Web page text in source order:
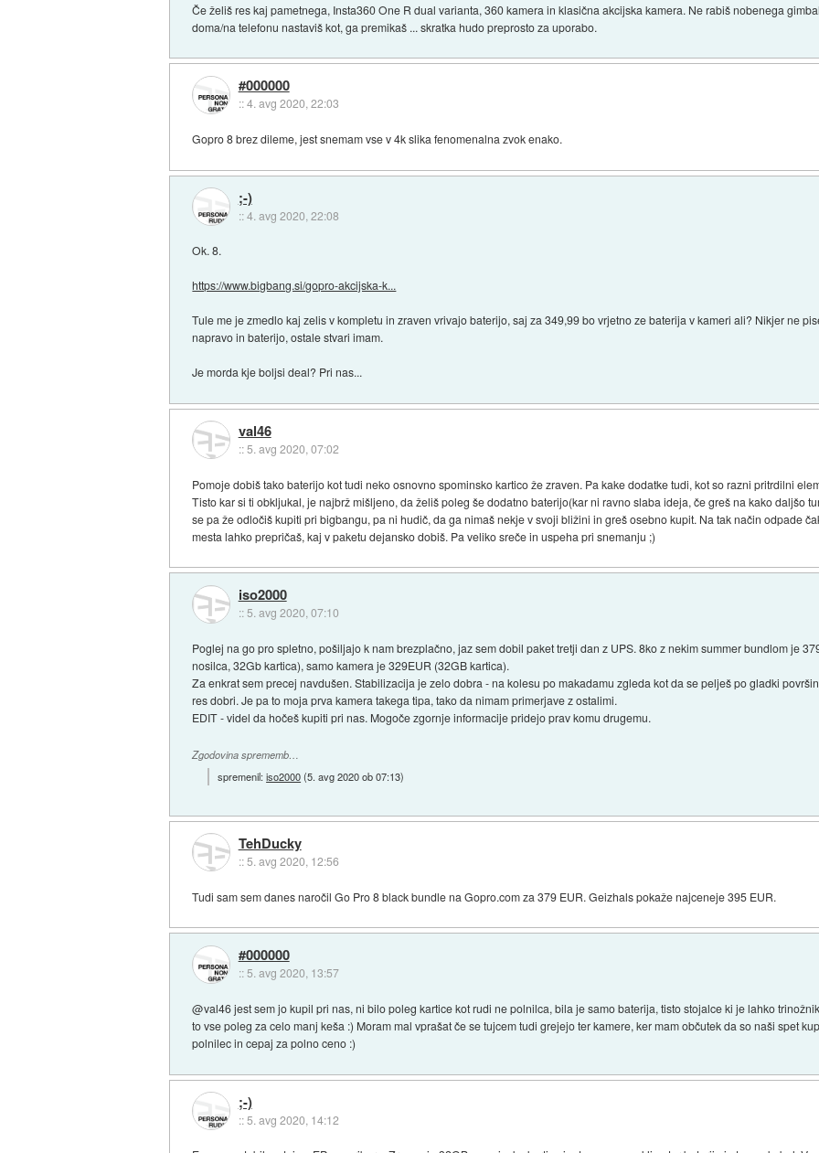
Če želiš res kaj pametnega, Insta360 One R dual varianta, 360 kamera in klasična akcijska kamera. Ne rabiš nobenega
doma/na telefonu nastaviš kot, ga premikaš ... skratka hudo preprosto za uporabo.
#000000
::4. avg 2020, 22:03
Gopro 8 brez dileme, jest snemam vse v 4k slika fenomenalna zvok enako.
;-)
::4. avg 2020, 22:08
Ok. 8.
https://www.bigbang.si/gopro-akcijska-k...
Tule me je zmedlo kaj zelis v kompletu in zraven vrivajo baterijo, saj za 349,99 bo vrjetno ze baterija v kameri ali? Nikjer ne
napravo in baterijo, ostale stvari imam.
Je morda kje boljsi deal? Pri nas...
val46
::5. avg 2020, 07:02
Pomoje dobiš tako baterijo kot tudi neko osnovno spominsko kartico že zraven. Pa kake dodatke tudi, kot so razni pritrdilni
Tisto kar si ti obkljukal, je najbrž mišljeno, da želiš poleg še dodatno baterijo(kar ni ravno slaba ideja, če greš na kako daljšo
se pa že odločiš kupiti pri bigbangu, pa ni hudič, da ga nimaš nekje v svoji bližini in greš osebno kupit. Na tak način odpade
mesta lahko prepričaš, kaj v paketu dejansko dobiš. Pa veliko sreče in uspeha pri snemanju ;)
iso2000
:: 5. avg 2020, 07:10
Poglej na go pro spletno, pošiljajo k nam brezplačno, jaz sem dobil paket tretji dan z UPS. 8ko z nekim summer bundlom je
nosilca, 32Gb kartica), samo kamera je 329EUR (32GB kartica).
Za enkrat sem precej navdušen. Stabilizacija je zelo dobra - na kolesu po makadamu zgleda kot da se pelješ po gladki
res dobri. Je pa to moja prva kamera takega tipa, tako da nimam primerjave z ostalimi.
EDIT - videl da hočeš kupiti pri nas. Mogoče zgornje informacije pridejo prav komu drugemu.
Zgodovina sprememb…
spremenil:iso2000(5. avg 2020 ob 07:13)
TehDucky
::5. avg 2020, 12:56
Tudi sam sem danes naročil Go Pro 8 black bundle na Gopro.com za 379 EUR. Geizhals pokaže najceneje 395 EUR.
#000000
:: 5. avg 2020, 13:57
@val46 jest sem jo kupil pri nas, ni bilo poleg kartice kot rudi ne polnilca, bila je samo baterija, tisto stojalce ki je lahko
to vse poleg za celo manj keša :) Moram mal vprašat če se tujcem tudi grejejo ter kamere, ker mam občutek da so naši spet
polnilec in cepaj za polno ceno :)
;-)
::5. avg 2020, 14:12